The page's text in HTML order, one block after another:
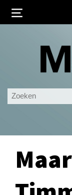
Ingelogd blijven